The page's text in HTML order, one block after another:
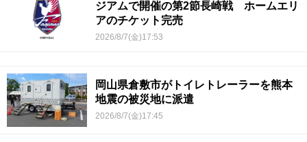
ジアムで開催の第2節長崎戦 ホームエリ
アのチケット完売
2026/8/7(金)17:53
岡山県倉敷市がトイレトレーラーを熊本
地震の被災地に派遣
2026/8/7(金)17:45